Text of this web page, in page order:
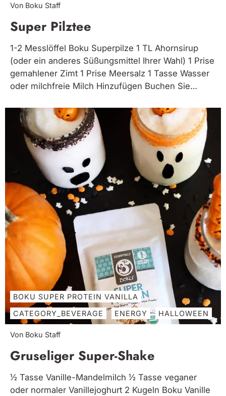
Von Boku Staff
Super Pilztee
1-2 Messlöffel Boku Superpilze 1 TL Ahornsirup
(oder ein anderes Süßungsmittel Ihrer Wahl) 1 Prise
gemahlener Zimt 1 Prise Meersalz 1 Tasse Wasser
oder milchfreie Milch Hinzufügen Buchen Sie
Meersalz in einen kleinen Mixer geben. Wasser
oder milchfreie Milch heiß erhitzen und in den...
BOKU SUPER PROTEIN VANILLA
CATEGORY_BEVERAGE
ENERGY HALLOWEEN
Von Boku Staff
Gruseliger Super-Shake
½ Tasse Vanille-Mandelmilch ½ Tasse veganer
oder normaler Vanillejoghurt 2 Kugeln Boku Vanille